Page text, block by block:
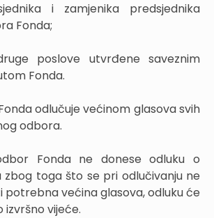
i zamjenika predsjednika
Fonda;
poslove utvrđene saveznim
Fonda.
odlučuje većinom glasova svih
odbora.
Fonda ne donese odluku o
zbog toga što se pri odlučivanju ne
potrebna većina glasova, odluku će
izvršno vijeće.